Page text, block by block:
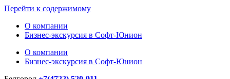
Перейти к содержимому
О компании
Бизнес-экскурсия в Софт-Юнион
О компании
Бизнес-экскурсия в Софт-Юнион